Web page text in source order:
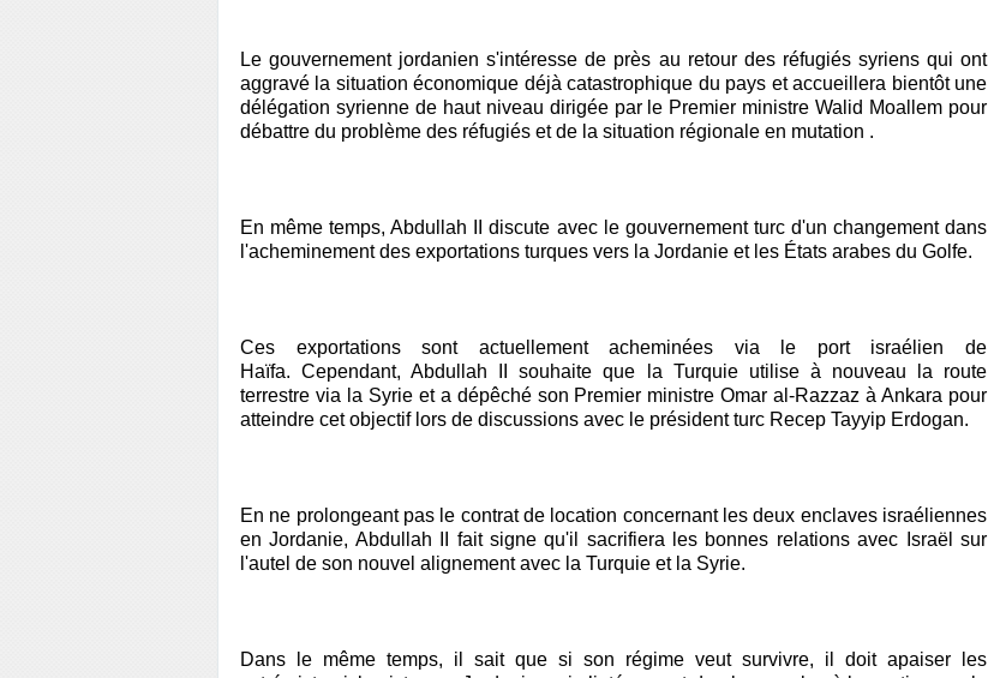
Le gouvernement jordanien s'intéresse de près au retour des réfugiés syriens qui ont
aggravé la situation économique déjà catastrophique du pays et accueillera bientôt une
délégation syrienne de haut niveau dirigée par le Premier ministre Walid Moallem pour
débattre du problème des réfugiés et de la situation régionale en mutation .
En même temps, Abdullah II discute avec le gouvernement turc d'un changement dans
l'acheminement des exportations turques vers la Jordanie et les États arabes du Golfe.
Ces exportations sont actuellement acheminées via le port israélien de
Haïfa. Cependant, Abdullah II souhaite que la Turquie utilise à nouveau la route
terrestre via la Syrie et a dépêché son Premier ministre Omar al-Razzaz à Ankara pour
atteindre cet objectif lors de discussions avec le président turc Recep Tayyip Erdogan.
En ne prolongeant pas le contrat de location concernant les deux enclaves israéliennes
en Jordanie, Abdullah II fait signe qu'il sacrifiera les bonnes relations avec Israël sur
l'autel de son nouvel alignement avec la Turquie et la Syrie.
Dans le même temps, il sait que si son régime veut survivre, il doit apaiser les